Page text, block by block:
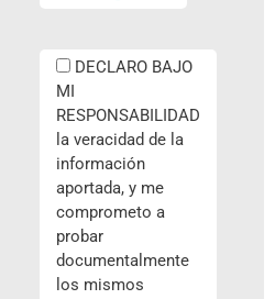
DECLARO BAJO
MI
RESPONSABILIDAD
la veracidad de la
información
aportada, y me
comprometo a
probar
documentalmente
los mismos